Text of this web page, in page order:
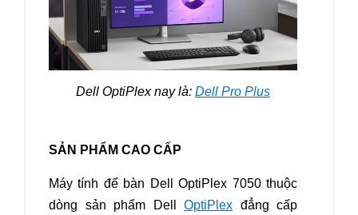
Dell OptiPlex nay là: Dell Pro Plus
SẢN PHẨM CAO CẤP
Máy tính để bàn Dell OptiPlex 7050thuộc
dòng sản phẩm Dell OptiPlex đẳng cấp